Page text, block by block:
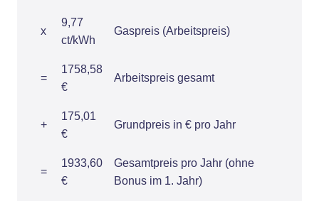
x
9,77
ct/kWh
Gaspreis (Arbeitspreis)
=
1758,58
€
Arbeitspreis gesamt
+
175,01
€
Grundpreis in € pro Jahr
=
1933,60
€
Gesamtpreis pro Jahr (ohne
Bonus im 1. Jahr)